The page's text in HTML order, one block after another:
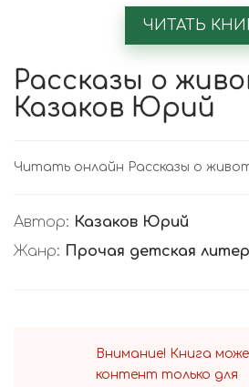
ЧИТАТЬ
Рассказы о
Казаков Юрий
Читать онлайн Рассказы о
Автор: Казаков Юрий
Жанр: Прочая детская
Внимание! Книга
контент только для